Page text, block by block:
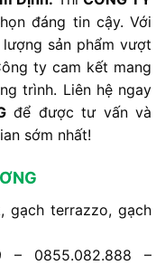
đáng tin cậy. Với
sản phẩm vượt
ty cam kết mang
trình. Liên hệ ngay
để được tư vấn và
sớm nhất!
gạch terrazzo, gạch
– 0855.082.888 –